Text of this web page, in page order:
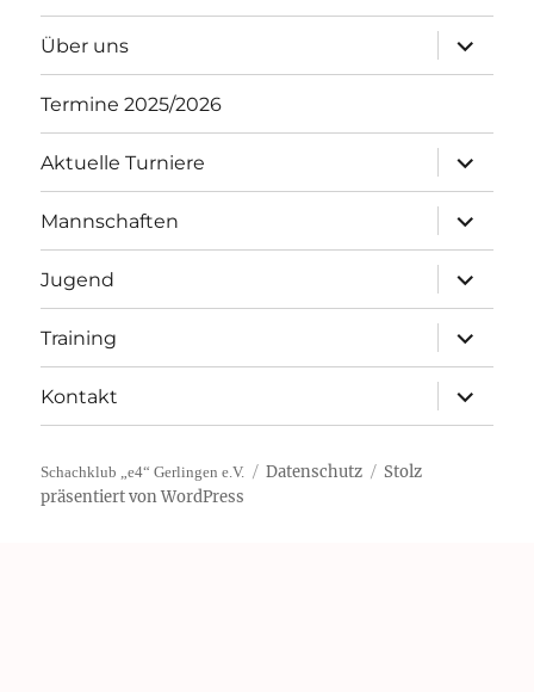
Über uns
öffnen
Termine 2025/2026
Aktuelle Turniere
öffnen
Mannschaften
öffnen
Jugend
öffnen
Training
öffnen
Kontakt
öffnen
Schachklub „e4“ Gerlingen e.V. Datenschutz
Stolz
präsentiert von WordPress